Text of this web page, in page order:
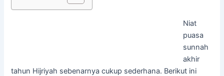
Niat
puasa
sunnah
akhir
tahun Hijriyah sebenarnya cukup sederhana. Berikut ini